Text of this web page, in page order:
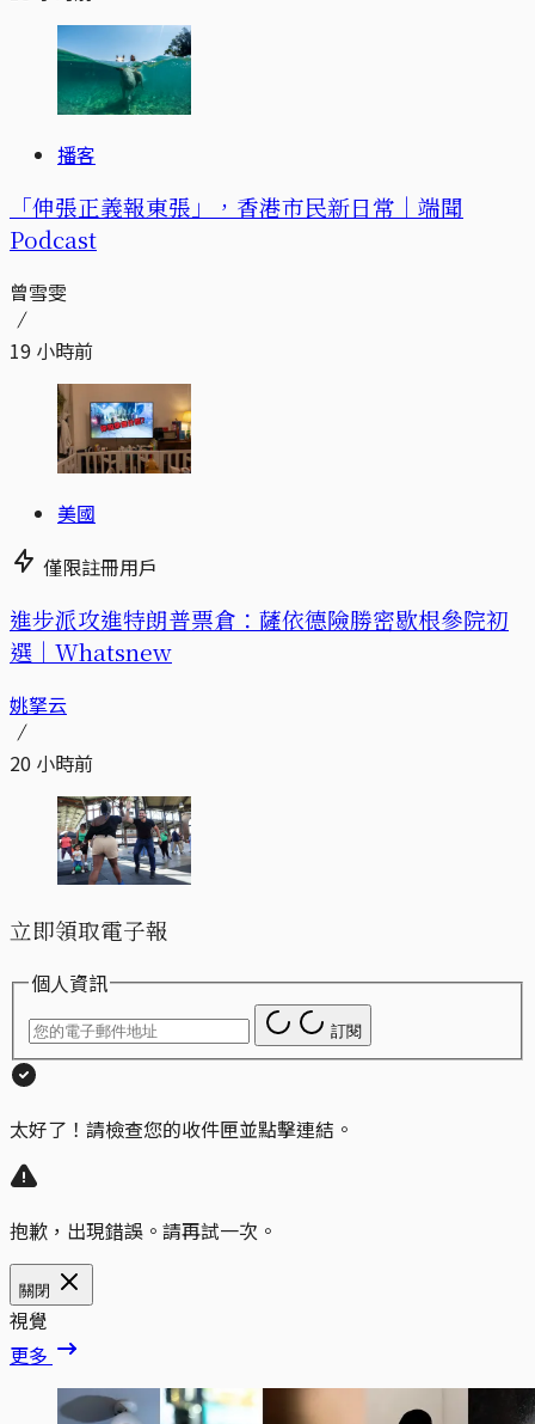
播客
「伸張正義報東張」，香港市民新日常｜端聞
Podcast
曾雪雯
19 小時前
美國
僅限註冊用戶
進步派攻進特朗普票倉：薩依德險勝密歇根參院初
選｜Whatsnew
姚拏云
20 小時前
立即領取電子報
個人資訊
訂閱
太好了！請檢查您的收件匣並點擊連結。
抱歉，出現錯誤。請再試一次。
關閉
視覺
更多